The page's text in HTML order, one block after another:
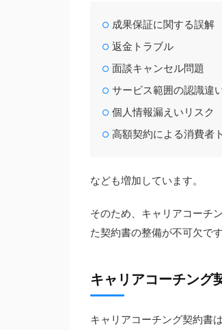
成果保証に関する誤解
返金トラブル
面談キャンセル問題
サービス範囲の認識違
個人情報漏えいリスク
高額契約による消費者
なども増加しています。
そのため、キャリアコーチ
た契約書の整備が不可欠です
キャリアコーチング
キャリアコーチング契約書